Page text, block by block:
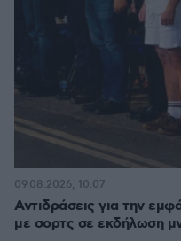
Αντιδράσεις για την
με σορτς σε εκδήλωση
09.08.2026, 10:07